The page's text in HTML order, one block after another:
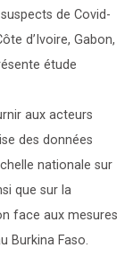
de Covid-
d’Ivoire, Gabon,
étude
aux acteurs
des données
nationale sur
que sur la
face aux mesures
Burkina Faso.